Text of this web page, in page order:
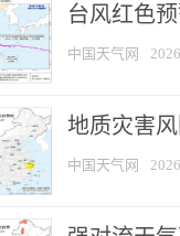
台风红色
中国天气网
地质灾害
中国天气网